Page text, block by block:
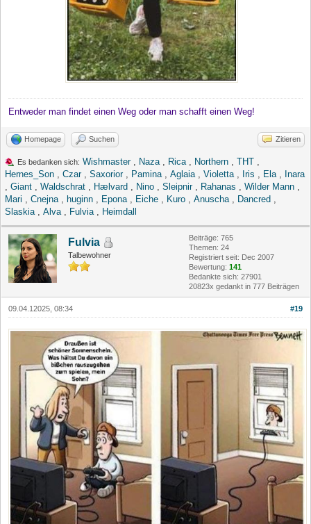
Entweder man findet einen Weg oder man schafft einen Weg!
Homepage Suchen Zitieren
Es bedanken sich: Wishmaster, Naza, Rica, Northern , THT ,
Hernes_Son , Czar, Saxorior, Pamina, Aglaia, Violetta, Iris , Ela, Inara
, Giant , Waldschrat , Hælvard , Nino , Sleipnir, Rahanas , Wilder Mann ,
Mari , Cnejna, huginn , Epona, Eiche , Kuro , Anuscha, Dancred ,
Slaskia, Alva, Fulvia, Heimdall
Fulvia
Talbewohner
Beiträge: 765
Themen: 24
Registriert seit: Dec 2007
Bewertung: 141
Bedankte sich: 27901
20823x gedankt in 777 Beiträgen
#19
09.04.12025, 08:34